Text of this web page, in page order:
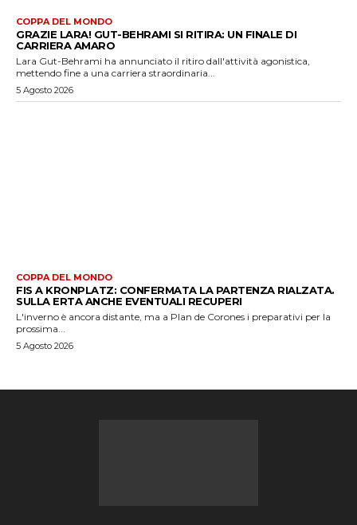
COPPA DEL MONDO
GRAZIE LARA! GUT-BEHRAMI SI RITIRA: UN FINALE DI
CARRIERA AMARO
Lara Gut-Behrami ha annunciato il ritiro dall'attività agonistica,
mettendo fine a una carriera straordinaria...
5 Agosto 2026
COPPA DEL MONDO
FIS A KRONPLATZ: CONFERMATA LA PARTENZA RIALZATA.
SULLA ERTA ANCHE EVENTUALI RECUPERI
L'inverno è ancora distante, ma a Plan de Corones i preparativi per la
prossima...
5 Agosto 2026